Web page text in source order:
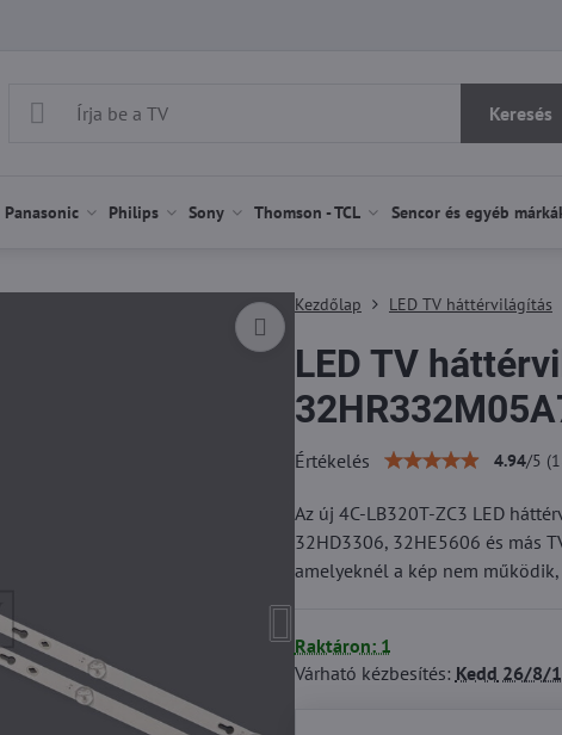
Keresés
Panasonic Philips Sony Thomson - TCL Sencor és egyéb
Kezdőlap LED TV háttérvilágítás
LED TV
Értékelés 4.94/5 (
Az új 4C-LB320T-ZC3 LED
32HD3306, 32HE5606 és más
amelyeknél a kép nem
Raktáron: 1
Várható kézbesítés: Kedd 26/8/